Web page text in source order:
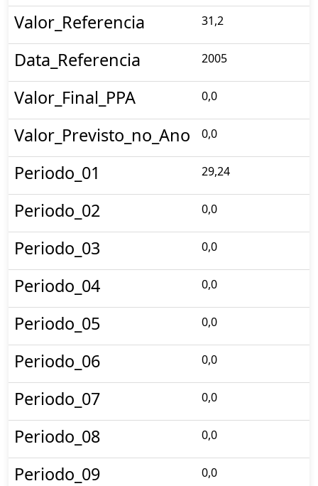
Valor_Referencia 31,2
Data_Referencia 2005
Valor_Final_PPA 0,0
Valor_Previsto_no_Ano 0,0
Periodo_01 29,24
Periodo_02 0,0
Periodo_03 0,0
Periodo_04 0,0
Periodo_05 0,0
Periodo_06 0,0
Periodo_07 0,0
Periodo_08 0,0
Periodo_09 0,0